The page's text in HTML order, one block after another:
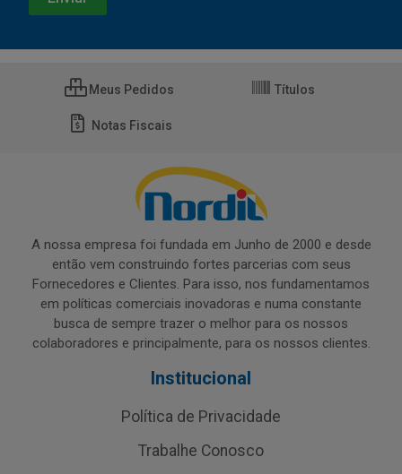
Meus Pedidos Títulos
Notas Fiscais
A nossa empresa foi fundada em Junho de 2000 e desde
então vem construindo fortes parcerias com seus
Fornecedores e Clientes. Para isso, nos fundamentamos
em políticas comerciais inovadoras e numa constante
busca de sempre trazer o melhor para os nossos
colaboradores e principalmente, para os nossos clientes.
Institucional
Política de Privacidade
Trabalhe Conosco